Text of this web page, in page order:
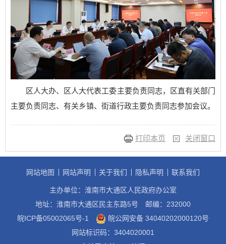
区人大办、区人大代表工委主要负责同志，区直有关部门
主要负责同志、有关乡镇、街道行政主要负责同志参加会议。
打印本页 关闭窗口
网站地图 网站声明 关于我们 隐私声明 联系我们
主办单位：淮南市大通区人民政府办公室
地址：淮南市大通区民主东路5号
邮编：232000
皖ICP备05002065号-1
皖公网安备 34040202000120号
网站标识码：3404020001